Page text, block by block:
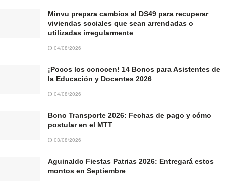
Minvu prepara cambios al DS49 para recuperar
viviendas sociales que sean arrendadas o
utilizadas irregularmente
04/08/2026
¡Pocos los conocen! 14 Bonos para Asistentes de
la Educación y Docentes 2026
04/08/2026
Bono Transporte 2026: Fechas de pago y cómo
postular en el MTT
03/08/2026
Aguinaldo Fiestas Patrias 2026: Entregará estos
montos en Septiembre